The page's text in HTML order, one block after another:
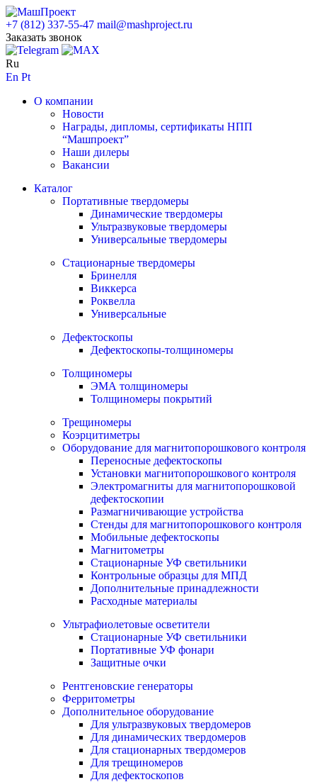
+7 (812) 337-55-47 mail@mashproject.ru
Заказать звонок
Ru
En Pt
О компании
Новости
Награды, дипломы, сертификаты НПП
“Машпроект”
Наши дилеры
Вакансии
Каталог
Портативные твердомеры
Динамические твердомеры
Ультразвуковые твердомеры
Универсальные твердомеры
Стационарные твердомеры
Бринелля
Виккерса
Роквелла
Универсальные
Дефектоскопы
Дефектоскопы-толщиномеры
Толщиномеры
ЭМА толщиномеры
Толщиномеры покрытий
Трещиномеры
Коэрцитиметры
Оборудование для магнитопорошкового контроля
Переносные дефектоскопы
Установки магнитопорошкового контроля
Электромагниты для магнитопорошковой
дефектоскопии
Размагничивающие устройства
Стенды для магнитопорошкового контроля
Мобильные дефектоскопы
Магнитометры
Стационарные УФ светильники
Контрольные образцы для МПД
Дополнительные принадлежности
Расходные материалы
Ультрафиолетовые осветители
Стационарные УФ светильники
Портативные УФ фонари
Защитные очки
Рентгеновские генераторы
Ферритометры
Дополнительное оборудование
Для ультразвуковых твердомеров
Для динамических твердомеров
Для стационарных твердомеров
Для трещиномеров
Для дефектоскопов